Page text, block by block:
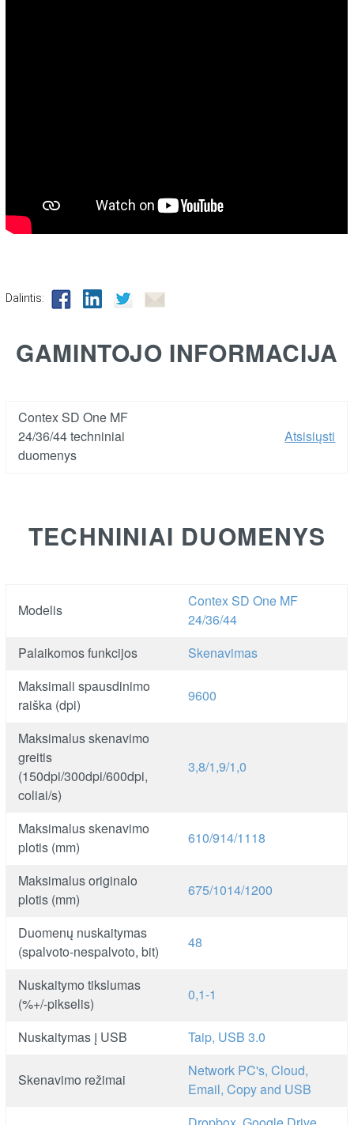
Dalintis:
GAMINTOJO INFORMACIJA
Contex SD One MF
24/36/44 techniniai
duomenys
Atsisiųsti
TECHNINIAI DUOMENYS
Modelis
Contex SD One MF
24/36/44
Palaikomos funkcijos
Skenavimas
Maksimali spausdinimo
raiška (dpi)
9600
Maksimalus skenavimo
greitis
(150dpi/300dpi/600dpi,
coliai/s)
3,8/1,9/1,0
Maksimalus skenavimo
plotis (mm)
610/914/1118
Maksimalus originalo
plotis (mm)
675/1014/1200
Duomenų nuskaitymas
(spalvoto-nespalvoto, bit)
48
Nuskaitymo tikslumas
(%+/-pikselis)
0,1-1
Nuskaitymas į USB Taip, USB 3.0
Skenavimo režimai
Network PC's, Cloud,
Email, Copy and USB